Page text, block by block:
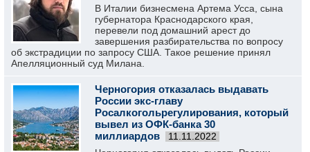
В Италии бизнесмена Артема Усса, сына
губернатора Краснодарского края,
перевели под домашний арест до
завершения разбирательства по вопросу
об экстрадиции по запросу США. Такое решение принял
Апелляционный суд Милана.
Черногория отказалась выдавать
России экс-главу
Росалкогольрегулирования, который
вывел из ОФК-банка 30
миллиардов
11.11.2022